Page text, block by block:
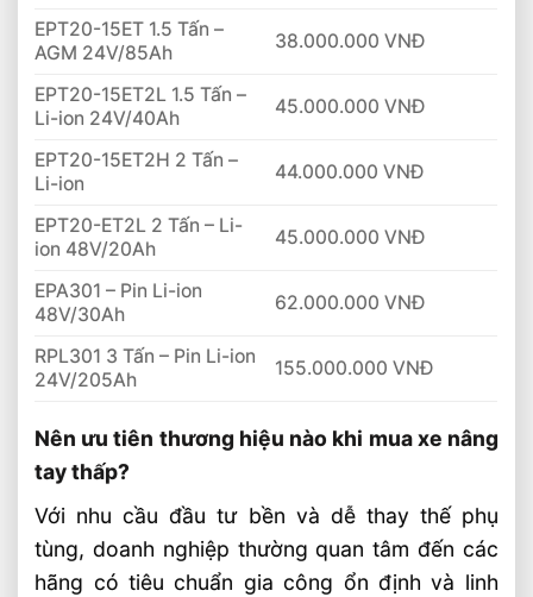
EPT20-15ET 1.5 Tấn –
AGM 24V/85Ah
38.000.000 VNĐ
EPT20-15ET2L 1.5 Tấn –
Li-ion 24V/40Ah
45.000.000 VNĐ
EPT20-15ET2H 2 Tấn –
Li-ion
44.000.000 VNĐ
EPT20-ET2L 2 Tấn – Li-
ion 48V/20Ah
45.000.000 VNĐ
EPA301 – Pin Li-ion
48V/30Ah
62.000.000 VNĐ
RPL301 3 Tấn – Pin Li-ion
24V/205Ah
155.000.000 VNĐ
Nên ưu tiên thương hiệu nào khi mua xe nâng
tay thấp?
Với nhu cầu đầu tư bền và dễ thay thế phụ
tùng, doanh nghiệp thường quan tâm đến các
hãng có tiêu chuẩn gia công ổn định và linh